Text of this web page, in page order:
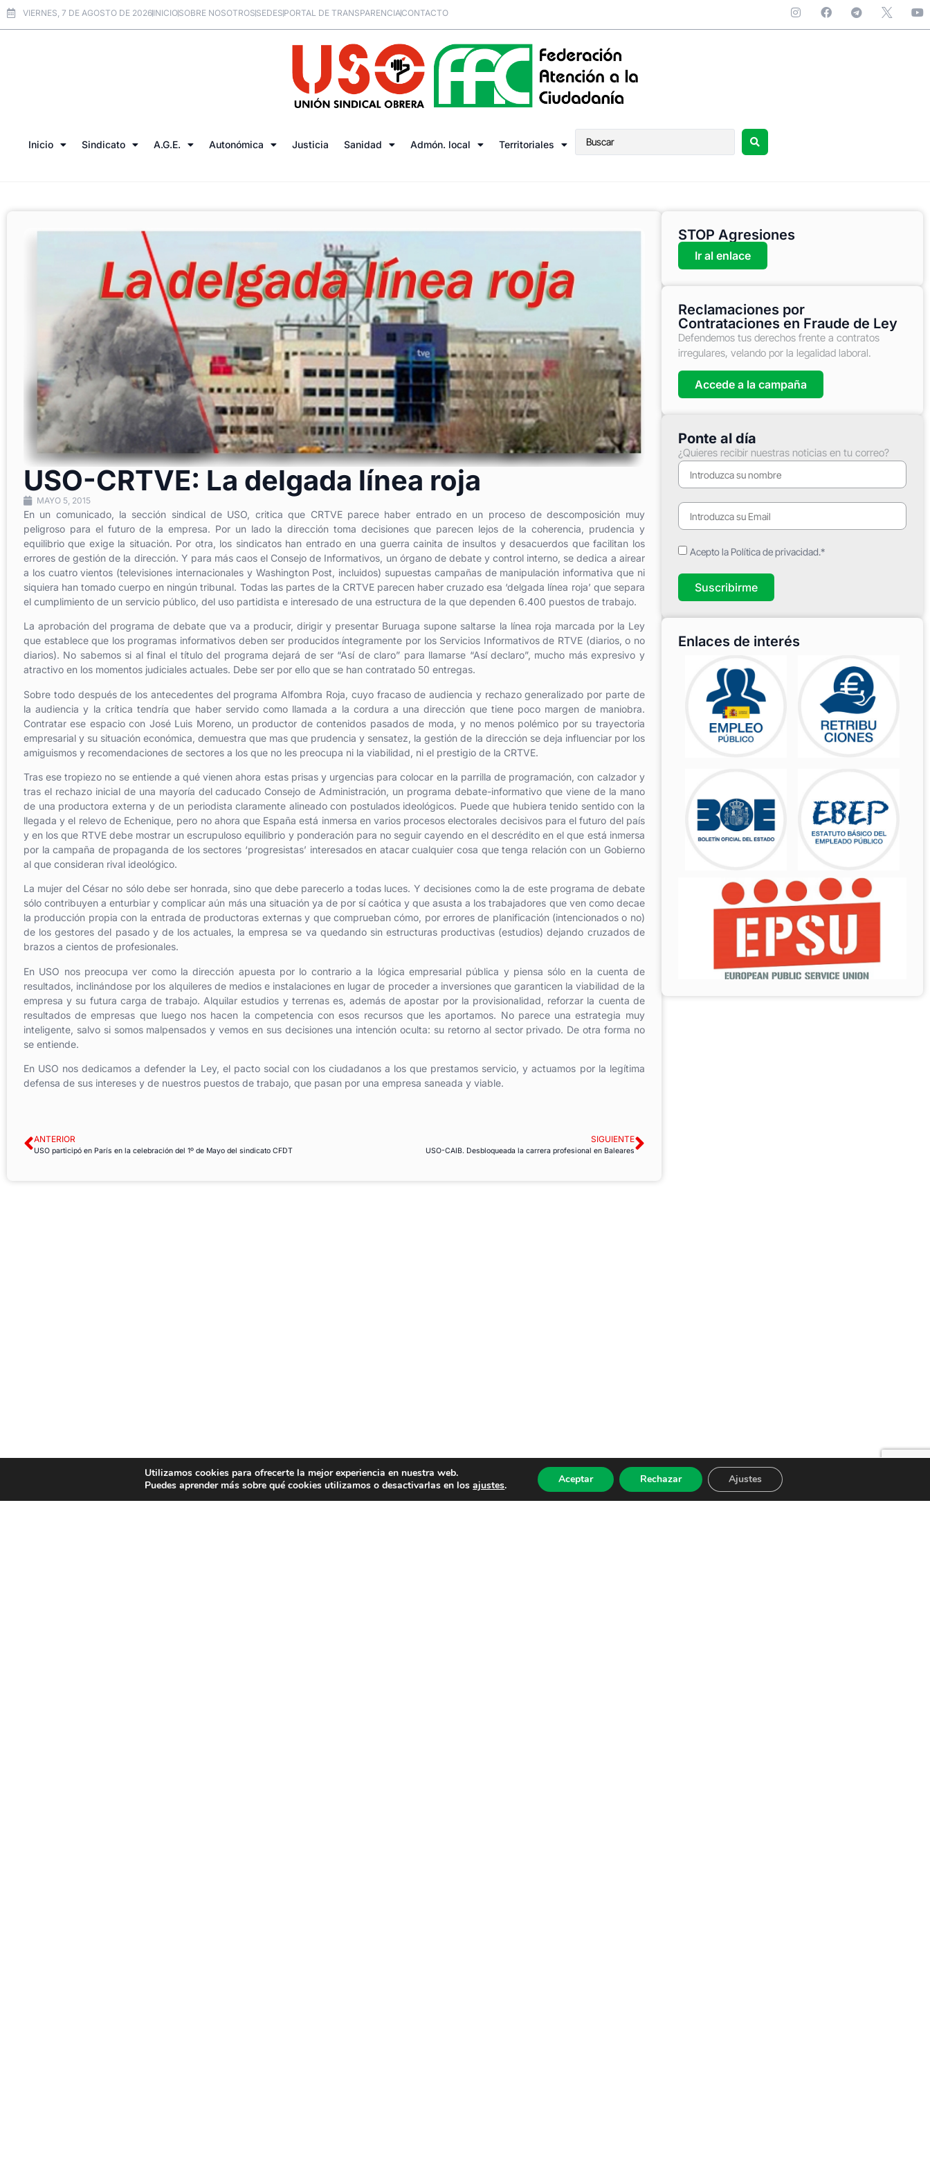
VIERNES, 7 DE AGOSTO DE 2026INICIOSOBRE NOSOTROSSEDESPORTAL DE TRANSPARENCIACONTACTO
Inicio Sindicato A.G.E. Autonómica Justicia Sanidad Admón. local Territoriales
USO-CRTVE: La delgada línea roja
MAYO 5, 2015
En un comunicado, la sección sindical de USO, critica que CRTVE parece haber entrado en un proceso de descomposición muy
peligroso para el futuro de la empresa. Por un lado la dirección toma decisiones que parecen lejos de la coherencia, prudencia y
equilibrio que exige la situación. Por otra, los sindicatos han entrado en una guerra cainita de insultos y desacuerdos que facilitan los
errores de gestión de la dirección. Y para más caos el Consejo de Informativos, un órgano de debate y control interno, se dedica a airear
a los cuatro vientos (televisiones internacionales y Washington Post, incluidos) supuestas campañas de manipulación informativa que ni
siquiera han tomado cuerpo en ningún tribunal. Todas las partes de la CRTVE parecen haber cruzado esa ‘delgada línea roja’ que separa
el cumplimiento de un servicio público, del uso partidista e interesado de una estructura de la que dependen 6.400 puestos de trabajo.
La aprobación del programa de debate que va a producir, dirigir y presentar Buruaga supone saltarse la línea roja marcada por la Ley
que establece que los programas informativos deben ser producidos íntegramente por los Servicios Informativos de RTVE (diarios, o no
diarios). No sabemos si al final el título del programa dejará de ser “Así de claro” para llamarse “Así declaro”, mucho más expresivo y
atractivo en los momentos judiciales actuales. Debe ser por ello que se han contratado 50 entregas.
Sobre todo después de los antecedentes del programa Alfombra Roja, cuyo fracaso de audiencia y rechazo generalizado por parte de
la audiencia y la crítica tendría que haber servido como llamada a la cordura a una dirección que tiene poco margen de maniobra.
Contratar ese espacio con José Luis Moreno, un productor de contenidos pasados de moda, y no menos polémico por su trayectoria
empresarial y su situación económica, demuestra que mas que prudencia y sensatez, la gestión de la dirección se deja influenciar por los
amiguismos y recomendaciones de sectores a los que no les preocupa ni la viabilidad, ni el prestigio de la CRTVE.
Tras ese tropiezo no se entiende a qué vienen ahora estas prisas y urgencias para colocar en la parrilla de programación, con calzador y
tras el rechazo inicial de una mayoría del caducado Consejo de Administración, un programa debate-informativo que viene de la mano
de una productora externa y de un periodista claramente alineado con postulados ideológicos. Puede que hubiera tenido sentido con la
llegada y el relevo de Echenique, pero no ahora que España está inmersa en varios procesos electorales decisivos para el futuro del país
y en los que RTVE debe mostrar un escrupuloso equilibrio y ponderación para no seguir cayendo en el descrédito en el que está inmersa
por la campaña de propaganda de los sectores ‘progresistas’ interesados en atacar cualquier cosa que tenga relación con un Gobierno
al que consideran rival ideológico.
La mujer del César no sólo debe ser honrada, sino que debe parecerlo a todas luces. Y decisiones como la de este programa de debate
sólo contribuyen a enturbiar y complicar aún más una situación ya de por sí caótica y que asusta a los trabajadores que ven como decae
la producción propia con la entrada de productoras externas y que comprueban cómo, por errores de planificación (intencionados o no)
de los gestores del pasado y de los actuales, la empresa se va quedando sin estructuras productivas (estudios) dejando cruzados de
brazos a cientos de profesionales.
En USO nos preocupa ver como la dirección apuesta por lo contrario a la lógica empresarial pública y piensa sólo en la cuenta de
resultados, inclinándose por los alquileres de medios e instalaciones en lugar de proceder a inversiones que garanticen la viabilidad de la
empresa y su futura carga de trabajo. Alquilar estudios y terrenas es, además de apostar por la provisionalidad, reforzar la cuenta de
resultados de empresas que luego nos hacen la competencia con esos recursos que les aportamos. No parece una estrategia muy
inteligente, salvo si somos malpensados y vemos en sus decisiones una intención oculta: su retorno al sector privado. De otra forma no
se entiende.
En USO nos dedicamos a defender la Ley, el pacto social con los ciudadanos a los que prestamos servicio, y actuamos por la legítima
defensa de sus intereses y de nuestros puestos de trabajo, que pasan por una empresa saneada y viable.
ANTERIOR
USO participó en París en la celebración del 1º de Mayo del sindicato CFDT
SIGUIENTE
USO-CAIB. Desbloqueada la carrera profesional en Baleares
STOP Agresiones
Ir al enlace
Reclamaciones por
Contrataciones en Fraude de Ley
Defendemos tus derechos frente a contratos
irregulares, velando por la legalidad laboral.
Accede a la campaña
Ponte al día
¿Quieres recibir nuestras noticias en tu correo?
Acepto la Política de privacidad.*
Suscribirme
Enlaces de interés
Utilizamos cookies para ofrecerte la mejor experiencia en nuestra web.
Puedes aprender más sobre qué cookies utilizamos o desactivarlas en losajustes. Aceptar Rechazar Ajustes